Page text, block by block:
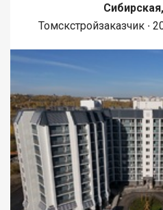
Томскстройзаказчик ∙